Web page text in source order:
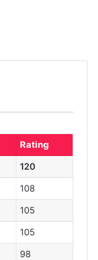
Rating
120
108
105
105
98